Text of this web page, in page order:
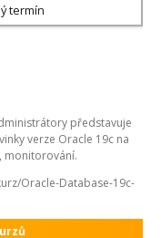
termín
představuje
verze Oracle 19c na
monitorování.
Oracle-Database-19c-